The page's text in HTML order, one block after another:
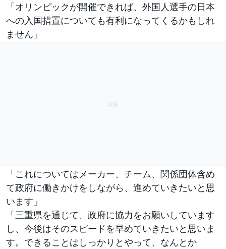
「オリンピックが開催できれば、外国人選手の日本
への入国措置についても有利になってくるかもしれ
ません」
「これについてはメーカー、チーム、関係団体含め
て政府に働きかけをしながら、進めていきたいと思
います」
「三重県を通じて、政府に協力をお願いしています
し、今後はそのスピードを早めていきたいと思いま
す。できることはしっかりとやって、なんとか